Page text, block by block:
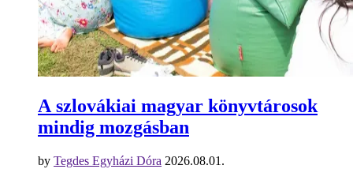
A szlovákiai magyar könyvtárosok
mindig mozgásban
by Tegdes Egyházi Dóra 2026.08.01.